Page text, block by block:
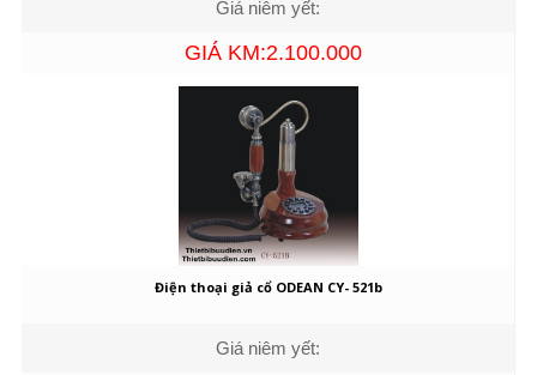
Giá niêm yết:
GIÁ KM:2.100.000
Điện thoại giả cổ ODEAN CY- 521b
Giá niêm yết: